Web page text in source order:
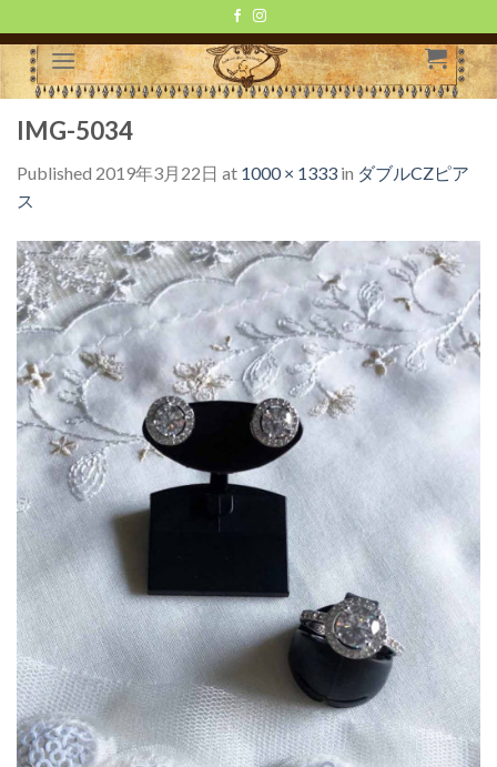
to
content
IMG-5034
Published 2019年3月22日 at 1000 × 1333 in ダブルCZピア
ス